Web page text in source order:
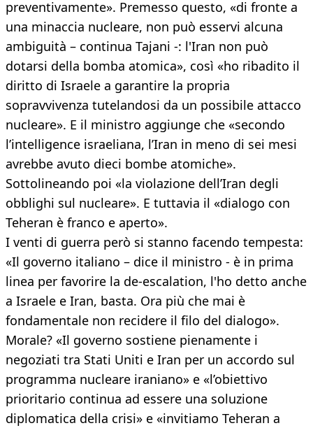
preventivamente». Premesso questo, «di fronte a
una minaccia nucleare, non può esservi alcuna
ambiguità – continua Tajani -: l'Iran non può
dotarsi della bomba atomica», così «ho ribadito il
diritto di Israele a garantire la propria
sopravvivenza tutelandosi da un possibile attacco
nucleare». E il ministro aggiunge che «secondo
l’intelligence israeliana, l’Iran in meno di sei mesi
avrebbe avuto dieci bombe atomiche».
Sottolineando poi «la violazione dell’Iran degli
obblighi sul nucleare». E tuttavia il «dialogo con
Teheran è franco e aperto».
I venti di guerra però si stanno facendo tempesta:
«Il governo italiano – dice il ministro - è in prima
linea per favorire la de-escalation, l'ho detto anche
a Israele e Iran, basta. Ora più che mai è
fondamentale non recidere il filo del dialogo».
Morale? «Il governo sostiene pienamente i
negoziati tra Stati Uniti e Iran per un accordo sul
programma nucleare iraniano» e «l’obiettivo
prioritario continua ad essere una soluzione
diplomatica della crisi» e «invitiamo Teheran a